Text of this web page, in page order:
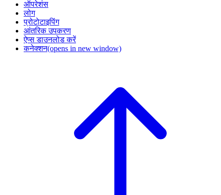
ऑपरेशंस
लोग
प्रोटोटाइपिंग
आंतरिक उपकरण
ऐप्स डाउनलोड करें
कनेक्शन(opens in new window)